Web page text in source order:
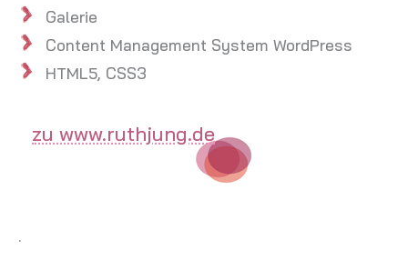
Galerie
Content Management System WordPress
HTML5, CSS3
zu www.ruthjung.de